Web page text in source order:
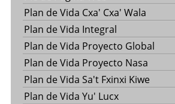
Plan de Vida Cxa' Cxa' Wala
Plan de Vida Integral
Plan de Vida Proyecto Global
Plan de Vida Proyecto Nasa
Plan de Vida Sa't Fxinxi Kiwe
Plan de Vida Yu' Lucx